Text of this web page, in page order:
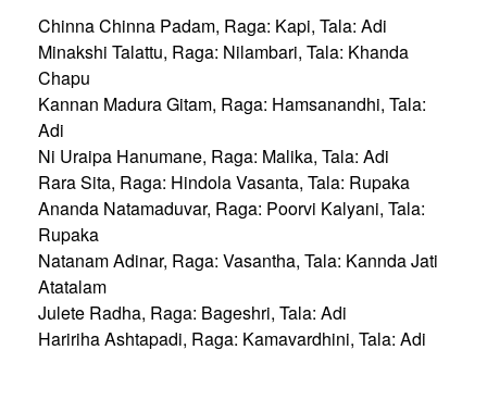
Chinna Chinna Padam, Raga: Kapi, Tala: Adi
Minakshi Talattu, Raga: Nilambari, Tala: Khanda
Chapu
Kannan Madura Gitam, Raga: Hamsanandhi, Tala:
Adi
Ni Uraipa Hanumane, Raga: Malika, Tala: Adi
Rara Sita, Raga: Hindola Vasanta, Tala: Rupaka
Ananda Natamaduvar, Raga: Poorvi Kalyani, Tala:
Rupaka
Natanam Adinar, Raga: Vasantha, Tala: Kannda Jati
Atatalam
Julete Radha, Raga: Bageshri, Tala: Adi
Haririha Ashtapadi, Raga: Kamavardhini, Tala: Adi